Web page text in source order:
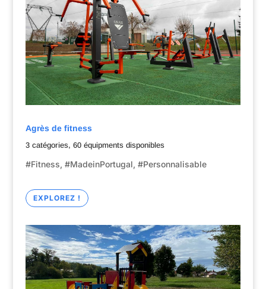
Agrès de fitness
3 catégories, 60 équipments disponibles
#Fitness, #MadeinPortugal, #Personnalisable
EXPLOREZ !